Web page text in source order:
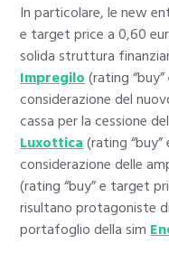
In particolare, le new
e target price a 0,60
solida struttura
Impregilo(rating
considerazione del
cassa per la cessione
Luxottica(rating
considerazione delle
(rating “buy” e target
risultano protagoniste
portafoglio della sim